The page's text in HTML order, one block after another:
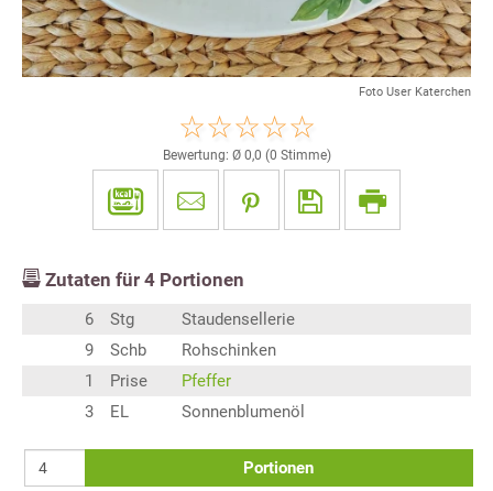
Foto User Katerchen
Bewertung: Ø 0,0 (0 Stimme)
Zutaten für 4 Portionen
6 Stg
Staudensellerie
9
Schb
Rohschinken
1
Prise
Pfeffer
3
EL Sonnenblumenöl
Portionen